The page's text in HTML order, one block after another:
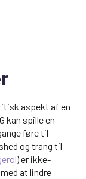
aspekt af en
kan spille en
føre til
og trang til
) er ikke-
at lindre